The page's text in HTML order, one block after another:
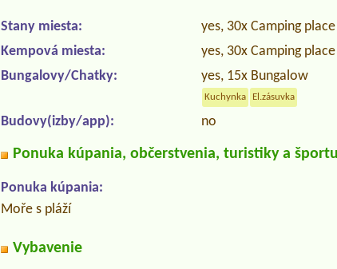
Stany miesta:
yes, 30x Camping place
Kempová miesta:
yes, 30x Camping place
Bungalovy/Chatky:
yes, 15x Bungalow
Kuchynka El.zásuvka
Budovy(izby/app): no
Ponuka kúpania, občerstvenia, turistiky a športu
Ponuka kúpania:
Moře s pláží
Vybavenie